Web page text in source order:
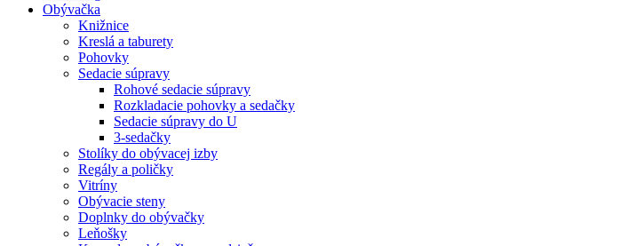
Obývačka
Knižnice
Kreslá a taburety
Pohovky
Sedacie súpravy
Rohové sedacie súpravy
Rozkladacie pohovky a sedačky
Sedacie súpravy do U
3-sedačky
Stolíky do obývacej izby
Regály a poličky
Vitríny
Obývacie steny
Doplnky do obývačky
Leňošky